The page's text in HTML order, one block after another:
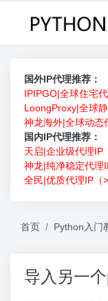
国外IP代理推荐：
IPIPGO|全球住宅
LoongProxy|全球
神龙海外|全球动态
国内IP代理推荐：
天启|企业级代理IP
神龙|纯净稳定代理
全民|优质代理IP（
首页 Python入门
导入另一